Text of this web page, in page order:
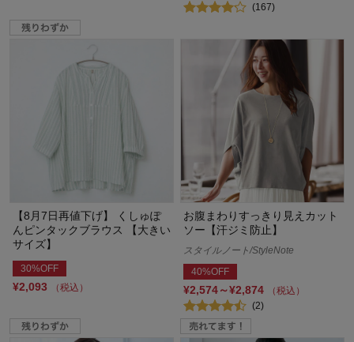
(167)
【8月7日再値下げ】 くしゅぽ
んピンタックブラウス 【大きい
サイズ】
30%OFF
¥2,093 （税込）
お腹まわりすっきり見えカット
ソー【汗ジミ防止】
スタイルノート/StyleNote
40%OFF
¥2,574～¥2,874
（税込）
(2)